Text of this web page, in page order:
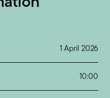
1 April 2026
10:00